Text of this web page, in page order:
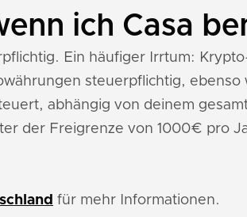
ich Casa
Ein häufiger Irrtum:
steuerpflichtig, ebenso
abhängig von deinem
der Freigrenze von 1000€ pro
für mehr Informationen.